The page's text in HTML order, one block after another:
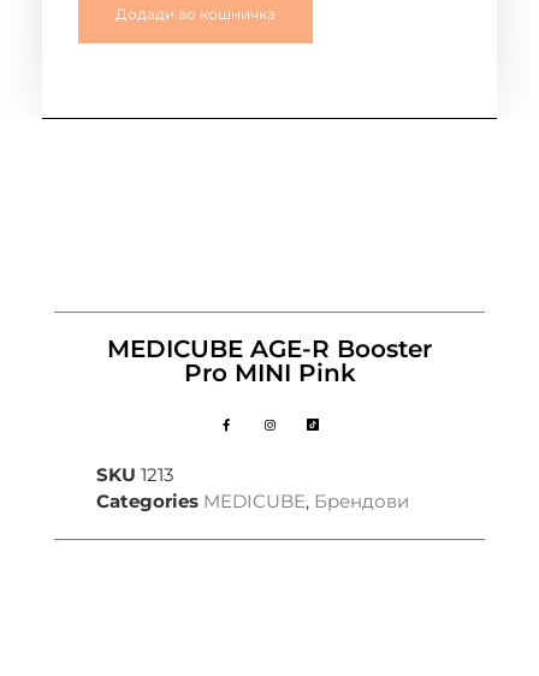
Додади во кошничка
MEDICUBE AGE-R Booster
Pro MINI Pink
SKU 1213
Categories MEDICUBE, Брендови